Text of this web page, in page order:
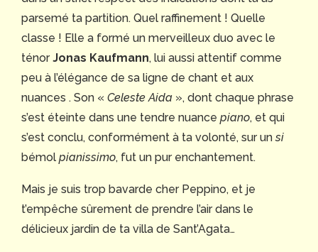
parsemé ta partition. Quel raffinement ! Quelle
classe ! Elle a formé un merveilleux duo avec le
ténorJonas Kaufmann, lui aussi attentif comme
peu à l’élégance de sa ligne de chant et aux
nuances . Son « Celeste Aida », dont chaque phrase
s’est éteinte dans une tendre nuance piano, et qui
s’est conclu, conformément à ta volonté, sur unsi
bémol pianissimo, fut un pur enchantement.
Mais je suis trop bavarde cher Peppino, et je
t’empêche sûrement de prendre l’air dans le
délicieux jardin de ta villa de Sant’Agata…